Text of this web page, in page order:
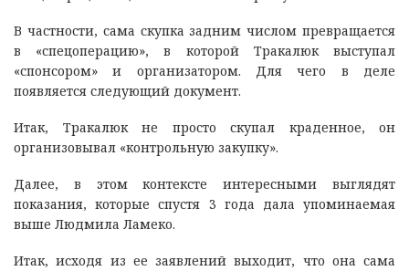
В частности, сама скупка задним числом превращается
в «спецоперацию», в которой Тракалюк выступал
«спонсором» и организатором. Для чего в деле
появляется следующий документ.
Итак, Тракалюк не просто скупал краденное, он
организовывал «контрольную закупку».
Далее, в этом контексте интересными выглядят
показания, которые спустя 3 года дала упоминаемая
выше Людмила Ламеко.
Итак, исходя из ее заявлений выходит, что она сама